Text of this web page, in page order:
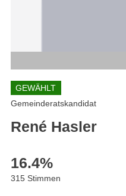
GEWÄHLT
Gemeinderatskandidat
René Hasler
16.4%
315 Stimmen